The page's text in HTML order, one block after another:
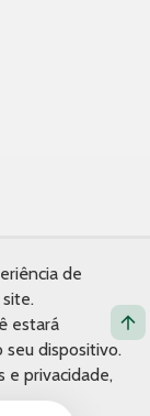
de
estará
dispositivo.
e privacidade,